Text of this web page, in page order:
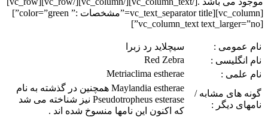
[vc_column][vc_text_separator title=”مشخصات :” color=”green”]
[vc_column_text text_larger=”no”]
نام عمومی :
سیچلاید رد زبرا
نام انگلیسی :
Red Zebra
نام علمی :
Metriaclima estherae
گونه های مشابه /
نامهای دیگر :
Maylandia estherae همچنین در گذشته به نام
Pseudotropheus esterase نیز شناخته می شد
که اکنون این نامها منسوخ شده اند .